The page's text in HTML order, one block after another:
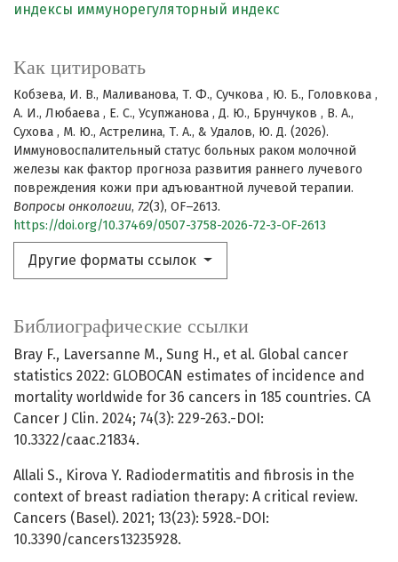
индексы иммунорегуляторный индекс
Как цитировать
Кобзева, И. В., Маливанова, Т. Ф., Сучкова , Ю. Б., Головкова ,
А. И., Любаева , Е. С., Усупжанова , Д. Ю., Брунчуков , В. А.,
Сухова , М. Ю., Астрелина, Т. А., & Удалов, Ю. Д. (2026).
Иммуновоспалительный статус больных раком молочной
железы как фактор прогноза развития раннего лучевого
повреждения кожи при адъювантной лучевой терапии.
Вопросы онкологии, 72(3), OF–2613.
https://doi.org/10.37469/0507-3758-2026-72-3-OF-2613
Другие форматы ссылок
Библиографические ссылки
Bray F., Laversanne M., Sung H., et al. Global cancer
statistics 2022: GLOBOCAN estimates of incidence and
mortality worldwide for 36 cancers in 185 countries. CA
Cancer J Clin. 2024; 74(3): 229-263.-DOI:
10.3322/caac.21834.
Allali S., Kirova Y. Radiodermatitis and fibrosis in the
context of breast radiation therapy: A critical review.
Cancers (Basel). 2021; 13(23): 5928.-DOI:
10.3390/cancers13235928.